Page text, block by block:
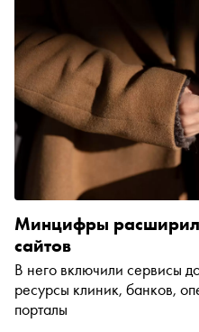
Минцифры
сайтов
В него включили сервисы
ресурсы клиник, банков,
порталы